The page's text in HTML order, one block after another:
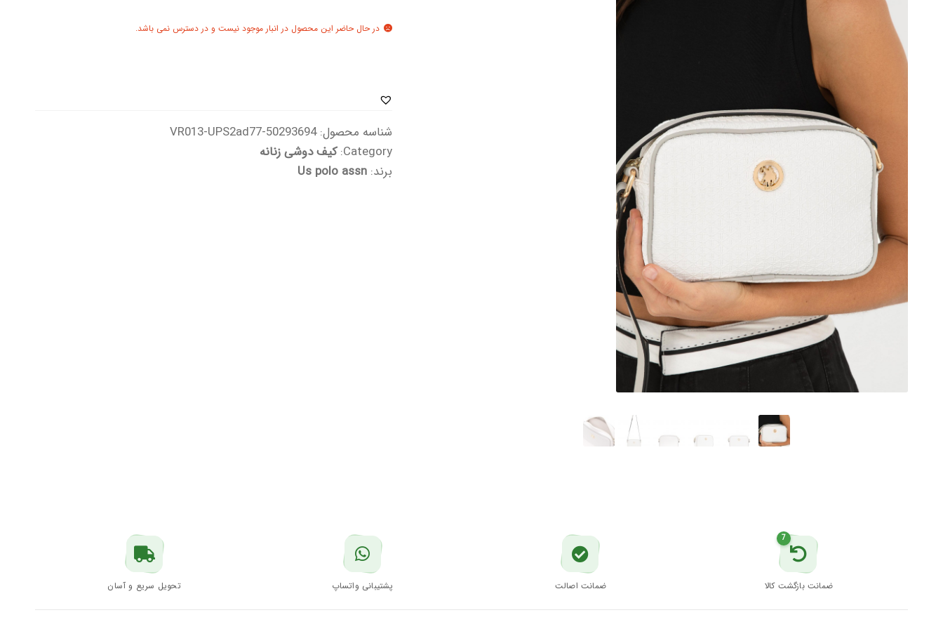
در حال حاضر این محصول در انبار موجود نیست و در دسترس نمی باشد.
شناسه محصول:50293694-VR013-UPS2ad77
Category: کیف دوشی زنانه
برند: Us polo assn
7
ضمانت بازگشت کالا ضمانت اصالت پشتیبانی واتساپ تحویل سریع و آسان